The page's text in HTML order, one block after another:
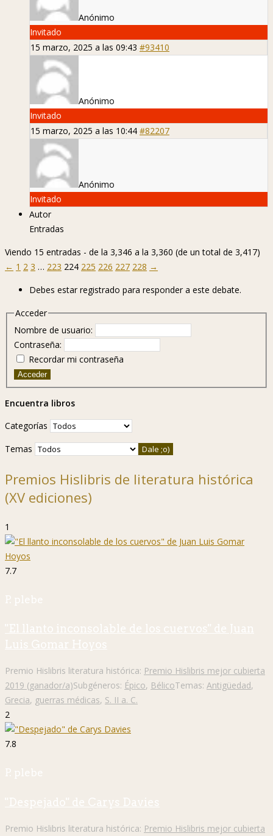
Anónimo
Invitado
15 marzo, 2025 a las 09:43 #93410
Anónimo
Invitado
15 marzo, 2025 a las 10:44 #82207
Anónimo
Invitado
Autor
Entradas
Viendo 15 entradas - de la 3,346 a la 3,360 (de un total de 3,417)
← 1 2 3 … 223 224 225 226 227 228 →
Debes estar registrado para responder a este debate.
Acceder
Nombre de usuario:
Contraseña:
Recordar mi contraseña
Acceder
Encuentra libros
Categorías
Temas
Premios Hislibris de literatura histórica
(XV ediciones)
1
7.7
P. plebe
"El llanto inconsolable de los cuervos" de Juan
Luis Gomar Hoyos
Premio Hislibris literatura histórica: Premio Hislibris mejor cubierta
2019 (ganador/a)Subgéneros: Épico, BélicoTemas: Antigüedad,
Grecia, guerras médicas, S. II a. C.
2
7.8
P. plebe
"Despejado" de Carys Davies
Premio Hislibris literatura histórica: Premio Hislibris mejor cubierta